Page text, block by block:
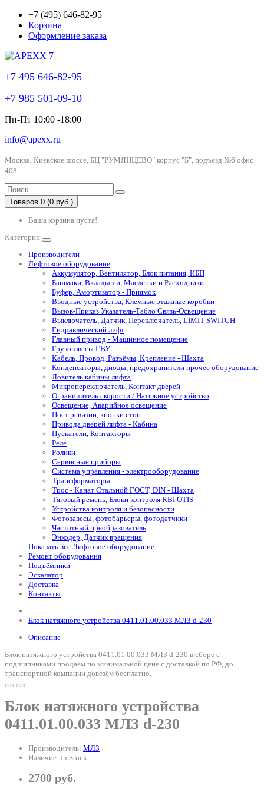
+7 (495) 646-82-95
Корзина
Оформление заказа
+7 495 646-82-95
+7 985 501-09-10
Пн-Пт 10:00 -18:00
info@apexx.ru
Москва, Киевское шоссе, БЦ "РУМЯНЦЕВО" корпус "Б", подъезд №6 офис
408
Товаров 0 (0 руб.)
Ваша корзина пуста!
Категории
Производители
Лифтовое оборудование
Аккумулятор, Вентилятор, Блок питания, ИБП
Башмаки, Вкладыши, Маслёнки и Расходники
Буфер, Амортизатор - Приямок
Вводные устройства, Клемные этажные коробки
Вызов-Приказ Указатель-Табло Связь-Освещение
Выключатель, Датчик, Переключатель, LIMIT SWITCH
Гидравлический лифт
Главный привод - Машинное помещение
Грузовзвесы ГВУ
Кабель, Провод, Разъёмы, Крепление - Шахта
Конденсаторы, диоды, предохранители прочее оборудование
Ловитель кабины лифта
Микропереключатель, Контакт дверей
Ограничитель скорости / Натяжное устройство
Освещение, Аварийное освещение
Пост ревизии, кнопки стоп
Привода дверей лифта - Кабина
Пускатели, Контакторы
Реле
Ролики
Сервисные приборы
Система управления - электрооборудование
Трансформаторы
Трос - Канат Стальной ГОСТ, DIN - Шахта
Тяговый ремень, Блоки контроля RBI OTIS
Устройства контроля и безопасности
Фотозавесы, фотобарьеры, фотодатчики
Частотный преобразователь
Энкодер, Датчик вращения
Показать все Лифтовое оборудование
Ремонт оборудования
Подъёмники
Эскалатор
Доставка
Контакты
Блок натяжного устройства 0411.01.00.033 МЛЗ d-230
Описание
Блок натяжного устройства 0411.01.00.033 МЛЗ d-230 в сборе с
подшипниками продаём по минимальной цене с доставкой по РФ, до
транспортной компании довезём бесплатно.
Блок натяжного устройства
0411.01.00.033 МЛЗ d-230
Производитель: МЛЗ
Наличие: In Stock
2700 руб.